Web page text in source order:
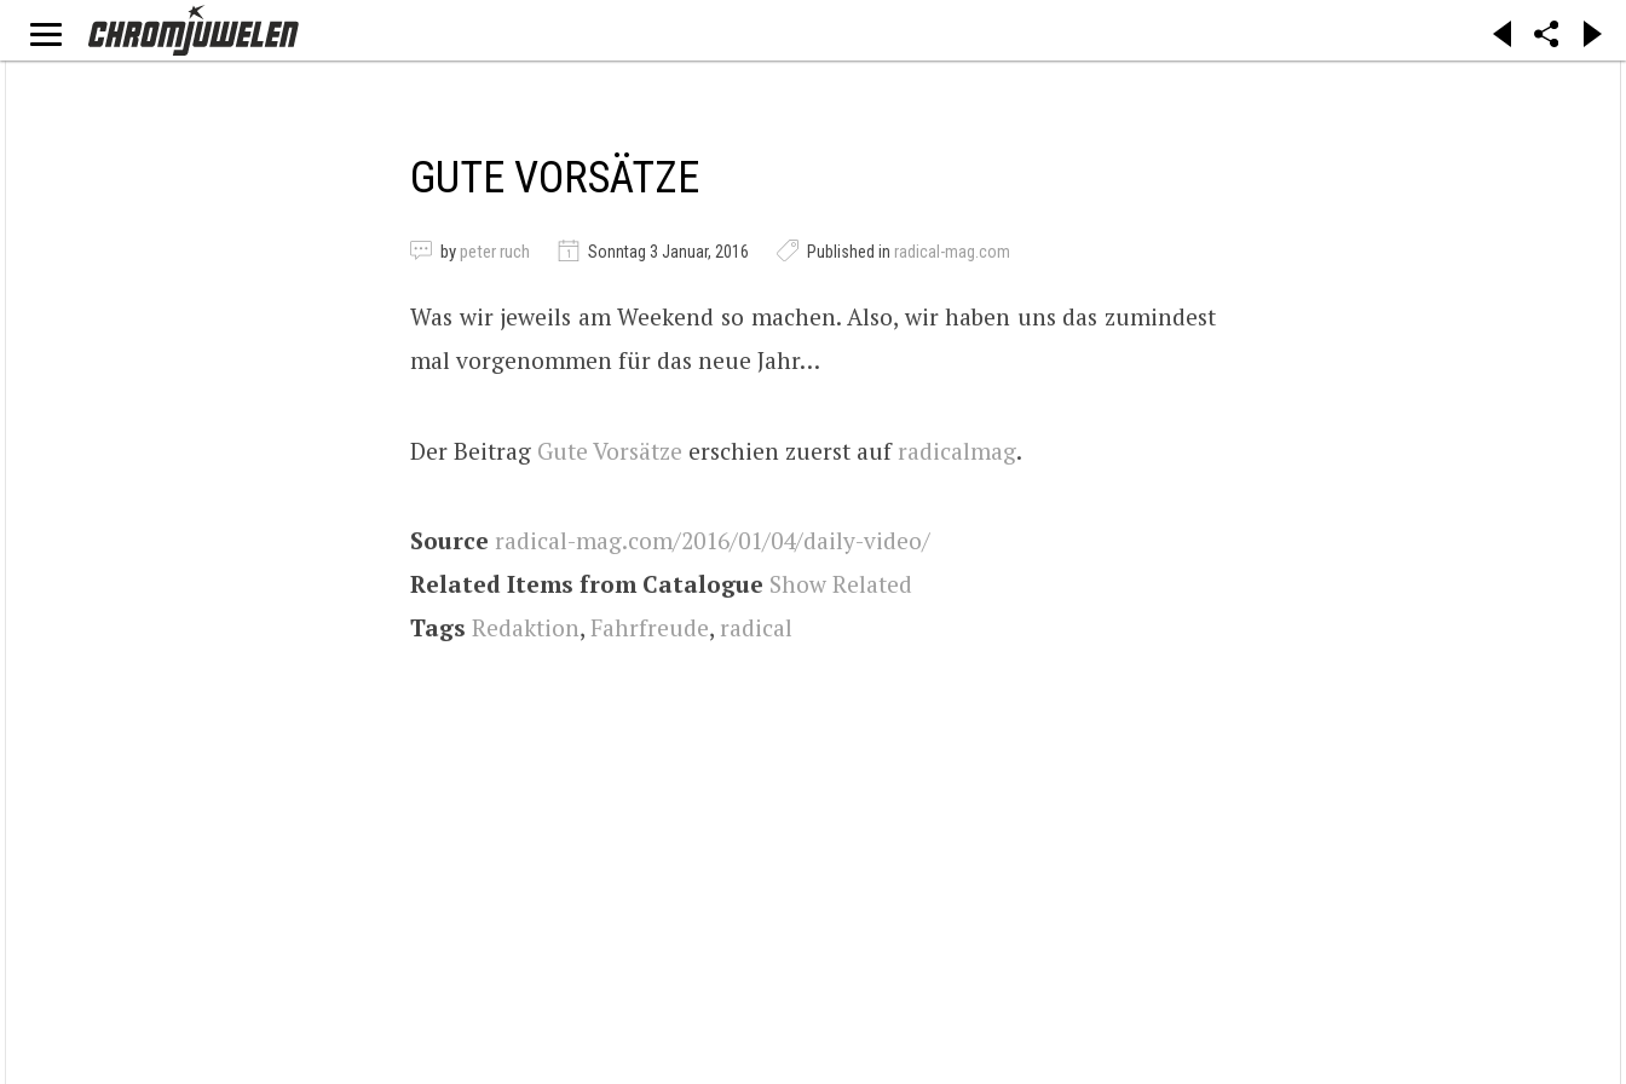
GUTE VORSÄTZE
by peter ruch Sonntag 3 Januar, 2016 Published in radical-mag.com
Was wir jeweils am Weekend so machen. Also, wir haben uns das zumindest
mal vorgenommen für das neue Jahr…
Der Beitrag Gute Vorsätze erschien zuerst auf radicalmag.
Source radical-mag.com/2016/01/04/daily-video/
Related Items from Catalogue Show Related
Tags Redaktion, Fahrfreude, radical